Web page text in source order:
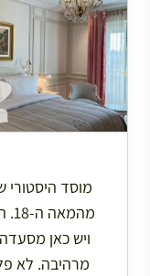
מוסד היסטורי
ויש כאן
מרהיבה. לא